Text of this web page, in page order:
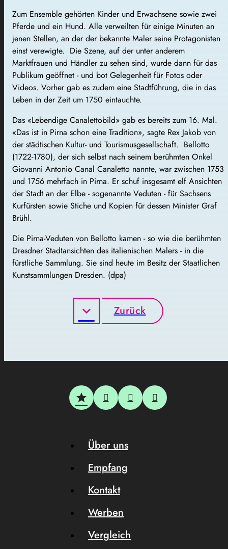
Zum Ensemble gehörten Kinder und Erwachsene sowie zwei
Pferde und ein Hund. Alle verweilten für einige Minuten an
jenen Stellen, an der der bekannte Maler seine Protagonisten
einst verewigte. Die Szene, auf der unter anderem
Marktfrauen und Händler zu sehen sind, wurde dann für das
Publikum geöffnet - und bot Gelegenheit für Fotos oder
Videos. Vorher gab es zudem eine Stadtführung, die in das
Leben in der Zeit um 1750 eintauchte.
Das «Lebendige Canalettobild» gab es bereits zum 16. Mal.
«Das ist in Pirna schon eine Tradition», sagte Rex Jakob von
der städtischen Kultur- und Tourismusgesellschaft. Bellotto
(1722-1780), der sich selbst nach seinem berühmten Onkel
Giovanni Antonio Canal Canaletto nannte, war zwischen 1753
und 1756 mehrfach in Pirna. Er schuf insgesamt elf Ansichten
der Stadt an der Elbe - sogenannte Veduten - für Sachsens
Kurfürsten sowie Stiche und Kopien für dessen Minister Graf
Brühl.
Die Pirna-Veduten von Bellotto kamen - so wie die berühmten
Dresdner Stadtansichten des italienischen Malers - in die
fürstliche Sammlung. Sie sind heute im Besitz der Staatlichen
Kunstsammlungen Dresden. (dpa)
Zurück
Über uns
Empfang
Kontakt
Werben
Vergleich